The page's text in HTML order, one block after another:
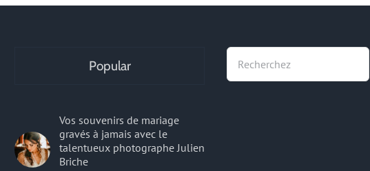
Popular
Vos souvenirs de mariage
gravés à jamais avec le
talentueux photographe Julien
Briche